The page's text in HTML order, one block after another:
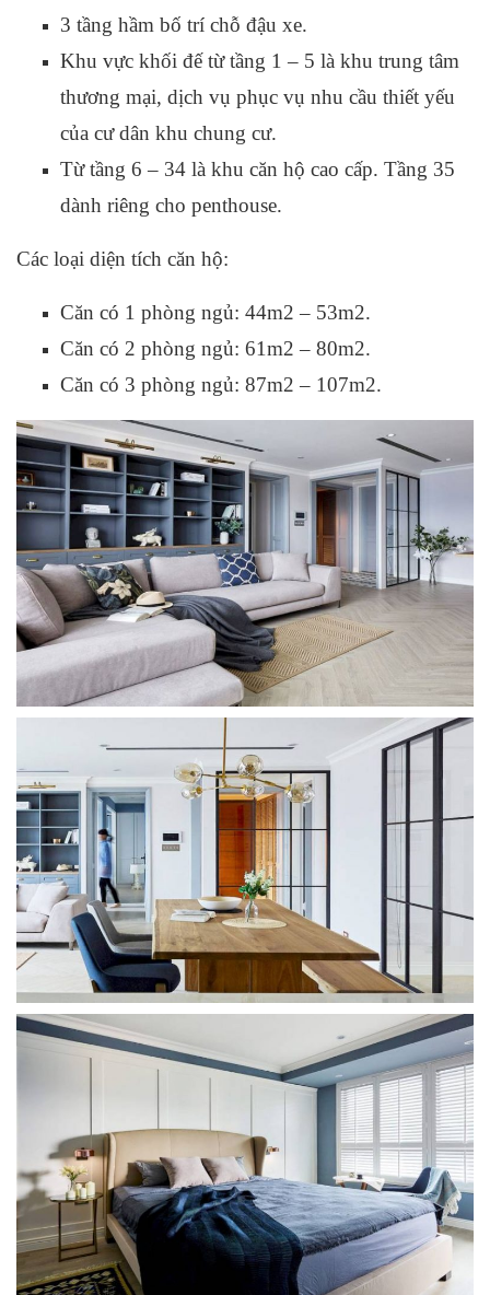
3 tầng hầm bố trí chỗ đậu xe.
Khu vực khối đế từ tầng 1 – 5 là khu trung tâm
thương mại, dịch vụ phục vụ nhu cầu thiết yếu
của cư dân khu chung cư.
Từ tầng 6 – 34 là khu căn hộ cao cấp. Tầng 35
dành riêng cho penthouse.
Các loại diện tích căn hộ:
Căn có 1 phòng ngủ: 44m2 – 53m2.
Căn có 2 phòng ngủ: 61m2 – 80m2.
Căn có 3 phòng ngủ: 87m2 – 107m2.